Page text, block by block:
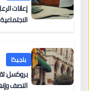
إعانات
بلجيكا
بروكسل:
النصف